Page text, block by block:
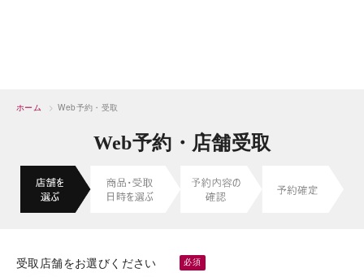
ホーム > Web予約・受取
Web予約・店舗受取
受取店舗をお選びください